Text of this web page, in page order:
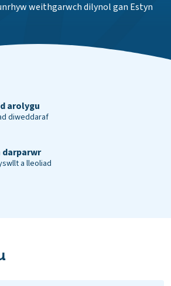
weithgarwch dilynol gan Estyn
arolygu
diweddaraf
darparwr
a lleoliad